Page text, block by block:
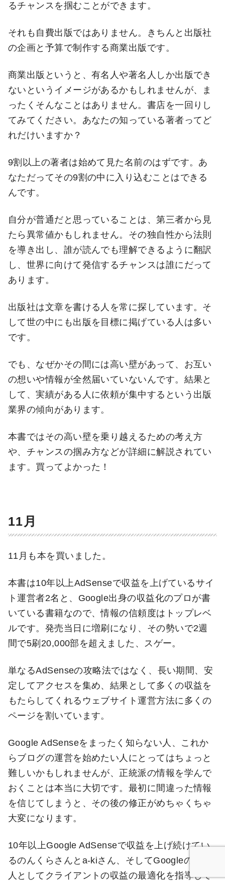
るチャンスを掴むことができます。
それも自費出版ではありません。きちんと出版社
の企画と予算で制作する商業出版です。
商業出版というと、有名人や著名人しか出版でき
ないというイメージがあるかもしれませんが、ま
ったくそんなことはありません。書店を一回りし
てみてください。あなたの知っている著者ってど
れだけいますか？
9割以上の著者は始めて見た名前のはずです。あ
なただってその9割の中に入り込むことはできる
んです。
自分が普通だと思っていることは、第三者から見
たら異常値かもしれません。その独自性から法則
を導き出し、誰が読んでも理解できるように翻訳
し、世界に向けて発信するチャンスは誰にだって
あります。
出版社は文章を書ける人を常に探しています。そ
して世の中にも出版を目標に掲げている人は多い
です。
でも、なぜかその間には高い壁があって、お互い
の想いや情報が全然届いていないんです。結果と
して、実績がある人に依頼が集中するという出版
業界の傾向があります。
本書ではその高い壁を乗り越えるための考え方
や、チャンスの掴み方などが詳細に解説されてい
ます。買ってよかった！
11月
11月も本を買いました。
本書は10年以上AdSenseで収益を上げているサイ
ト運営者2名と、Google出身の収益化のプロが書
いている書籍なので、情報の信頼度はトップレベ
ルです。発売当日に増刷になり、その勢いで2週
間で5刷20,000部を超えました、スゲー。
単なるAdSenseの攻略法ではなく、長い期間、安
定してアクセスを集め、結果として多くの収益を
もたらしてくれるウェブサイト運営方法に多くの
ページを割いています。
Google AdSenseをまったく知らない人、これか
らブログの運営を始めたい人にとってはちょっと
難しいかもしれませんが、正統派の情報を学んで
おくことは本当に大切です。最初に間違った情報
を信じてしまうと、その後の修正がめちゃくちゃ
大変になります。
10年以上Google AdSenseで収益を上げ続けてい
るのんくらさんとa-kiさん、そしてGoogleの中の
人としてクライアントの収益の最適化を指導して